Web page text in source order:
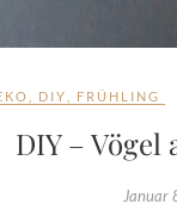
DIY FRÜHLING
DIY –
Januar